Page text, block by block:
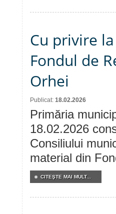
Cu privire
Fondul de
Orhei
Publicat: 18.02.2026
Primăria
18.02.2026
Consiliului
material din
CITEŞTE MAI MULT...